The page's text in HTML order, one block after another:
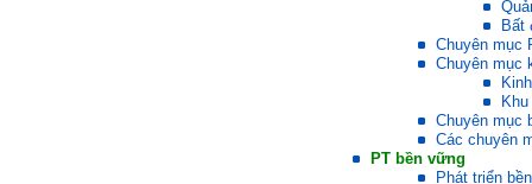
Bất
Chuyên mục
Chuyên mục
Chuyên mục
Các chuyên
PT bền vững
Phát triển